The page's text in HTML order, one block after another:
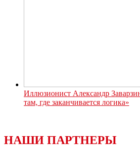
Иллюзионист Александр
там, где заканчивается логика»
НАШИ ПАРТНЕРЫ